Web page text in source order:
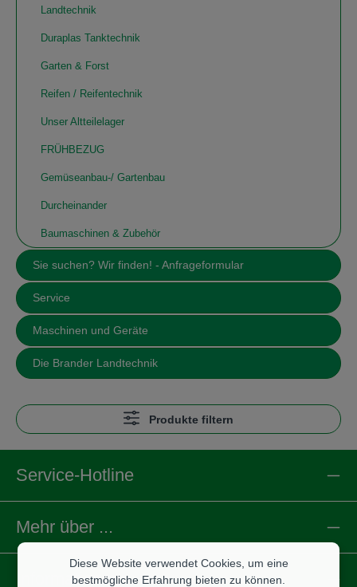
Landtechnik
Duraplas Tanktechnik
Garten & Forst
Reifen / Reifentechnik
Unser Altteilelager
FRÜHBEZUG
Gemüseanbau-/ Gartenbau
Durcheinander
Baumaschinen & Zubehör
Sie suchen? Wir finden! - Anfrageformular
Service
Maschinen und Geräte
Die Brander Landtechnik
Produkte filtern
Service-Hotline
Mehr über ...
Informationen
Diese Website verwendet Cookies, um eine
bestmögliche Erfahrung bieten zu können.